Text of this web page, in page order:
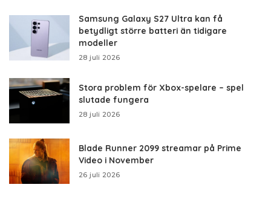
Samsung Galaxy S27 Ultra kan få
betydligt större batteri än tidigare
modeller
28 juli 2026
Stora problem för Xbox-spelare – spel
slutade fungera
28 juli 2026
Blade Runner 2099 streamar på Prime
Video i November
26 juli 2026